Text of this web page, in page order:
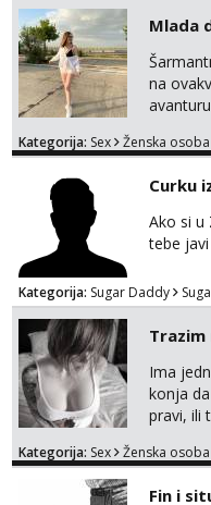
kontrolu
me
Mlada
na
Kategorija: Sex Ženska
Curku
Ako si u
tebe
Kategorija: Sugar Daddy
Trazim
Ima
konja
pravi, ili
na
Kategorija: Sex Ženska
Fin i